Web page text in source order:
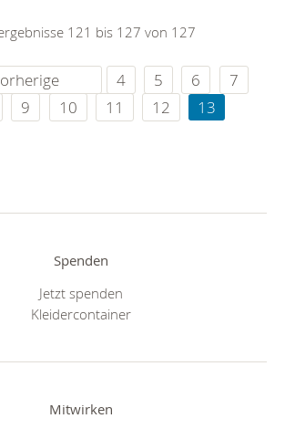
121 bis 127 von 127
4 5 6
7
9 10 11 12 13
Spenden
Jetzt spenden
Kleidercontainer
Mitwirken